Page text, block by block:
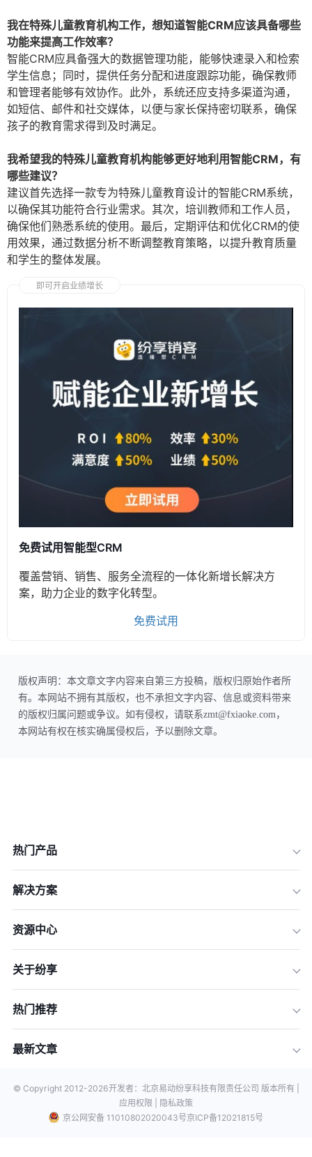
我在特殊儿童教育机构工作，想知道智能CRM应该具备哪些
功能来提高工作效率？
智能CRM应具备强大的数据管理功能，能够快速录入和检索
学生信息；同时，提供任务分配和进度跟踪功能，确保教师
和管理者能够有效协作。此外，系统还应支持多渠道沟通，
如短信、邮件和社交媒体，以便与家长保持密切联系，确保
孩子的教育需求得到及时满足。
我希望我的特殊儿童教育机构能够更好地利用智能CRM，有
哪些建议？
建议首先选择一款专为特殊儿童教育设计的智能CRM系统，
以确保其功能符合行业需求。其次，培训教师和工作人员，
确保他们熟悉系统的使用。最后，定期评估和优化CRM的使
用效果，通过数据分析不断调整教育策略，以提升教育质量
和学生的整体发展。
即可开启业绩增长
免费试用智能型CRM
覆盖营销、销售、服务全流程的一体化新增长解决方
案，助力企业的数字化转型。
免费试用
版权声明：本文章文字内容来自第三方投稿，版权归原始作者所
有。本网站不拥有其版权，也不承担文字内容、信息或资料带来
的版权归属问题或争议。如有侵权，请联系zmt@fxiaoke.com，
本网站有权在核实确属侵权后，予以删除文章。
热门产品
解决方案
资源中心
关于纷享
热门推荐
最新文章
© Copyright 2012-2026开发者：北京易动纷享科技有限责任公司 版本所有 |
应用权限 |
隐私政策
京公网安备 11010802020043号京ICP备12021815号